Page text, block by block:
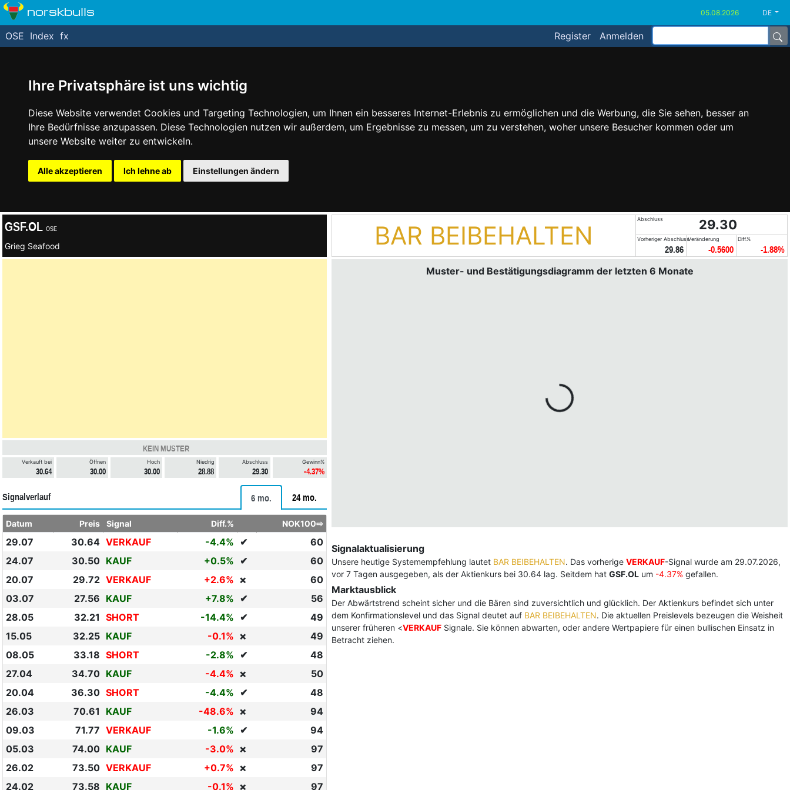
Ihre Privatsphäre ist uns wichtig
Diese Website verwendet Cookies und Targeting Technologien, um Ihnen ein besseres Internet-Erlebnis zu ermöglichen und die Werbung, die Sie sehen, besser an
Ihre Bedürfnisse anzupassen. Diese Technologien nutzen wir außerdem, um Ergebnisse zu messen, um zu verstehen, woher unsere Besucher kommen oder um
unsere Website weiter zu entwickeln.
Alle akzeptieren Ich lehne ab Einstellungen ändern
norskbulls DE
Register Anmelden
OSE Index fx
GSF.OL OSE
Grieg Seafood BAR BEIBEHALTEN
Abschluss 29.30
Vorheriger Abschluss
29.86
Veränderung
-0.5600
Diff.%
-1.88%
KEIN MUSTER
Verkauft bei
30.64
Öffnen
30.00
Hoch
30.00
Niedrig
28.88
Abschluss
29.30
Gewinn%
-4.37%
Signalverlauf 6 mo. 24 mo.
Datum Preis Signal Diff.% NOK100⇨
29.07 30.64 VERKAUF -4.4% ✔
60
24.07
30.50 KAUF +0.5% ✔
60
20.07
29.72 VERKAUF +2.6% ❌
60
03.07
27.56 KAUF +7.8% ✔
56
28.05
32.21 SHORT -14.4% ✔
49
15.05
32.25 KAUF -0.1% ❌
49
08.05
33.18 SHORT -2.8% ✔
48
27.04
34.70 KAUF -4.4% ❌
50
20.04
36.30 SHORT -4.4% ✔
48
26.03
70.61 KAUF -48.6% ❌
94
09.03
71.77 VERKAUF -1.6% ✔
94
05.03
74.00 KAUF -3.0% ❌
97
26.02
73.50 VERKAUF +0.7% ❌
97
24.02
73.58 KAUF -0.1% ❌ 97
Muster- und Bestätigungsdiagramm der letzten 6 Monate
Signalaktualisierung
Unsere heutige Systemempfehlung lautet BAR BEIBEHALTEN. Das vorherige VERKAUF-Signal wurde am 29.07.2026,
vor 7 Tagen ausgegeben, als der Aktienkurs bei 30.64 lag. Seitdem hat GSF.OL um -4.37% gefallen.
Marktausblick
Der Abwärtstrend scheint sicher und die Bären sind zuversichtlich und glücklich. Der Aktienkurs befindet sich unter
dem Konfirmationslevel und das Signal deutet auf BAR BEIBEHALTEN. Die aktuellen Preislevels bezeugen die Weisheit
unserer früheren <VERKAUF Signale. Sie können abwarten, oder andere Wertpapiere für einen bullischen Einsatz in
Betracht ziehen.